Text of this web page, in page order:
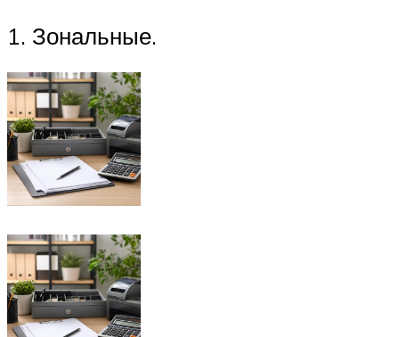
1. Зональные.